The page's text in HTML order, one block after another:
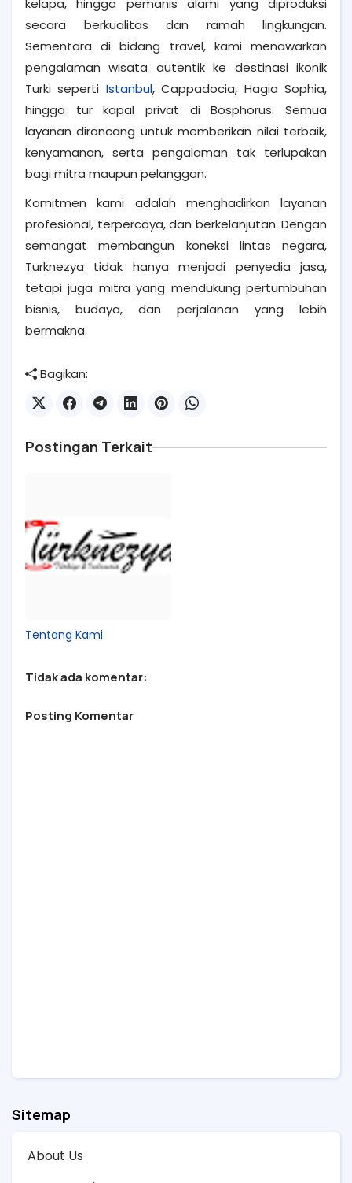
kelapa, hingga pemanis alami yang diproduksi
secara berkualitas dan ramah lingkungan.
Sementara di bidang travel, kami menawarkan
pengalaman wisata autentik ke destinasi ikonik
Turki seperti Istanbul, Cappadocia, Hagia Sophia,
hingga tur kapal privat di Bosphorus. Semua
layanan dirancang untuk memberikan nilai terbaik,
kenyamanan, serta pengalaman tak terlupakan
bagi mitra maupun pelanggan.
Komitmen kami adalah menghadirkan layanan
profesional, terpercaya, dan berkelanjutan. Dengan
semangat membangun koneksi lintas negara,
Turknezya tidak hanya menjadi penyedia jasa,
tetapi juga mitra yang mendukung pertumbuhan
bisnis, budaya, dan perjalanan yang lebih
bermakna.
Bagikan:
Postingan Terkait
Tentang Kami
Tidak ada komentar:
Posting Komentar
Sitemap
About Us